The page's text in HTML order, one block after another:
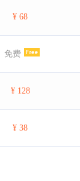
¥ 68
免费
¥ 128
¥ 38